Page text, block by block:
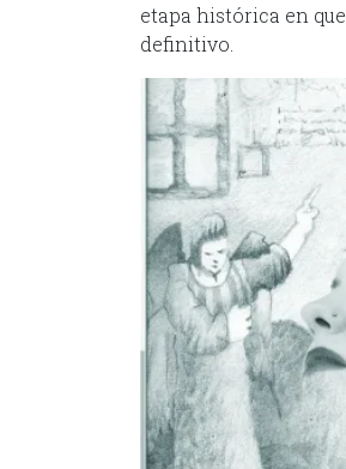
etapa histórica en
definitivo.